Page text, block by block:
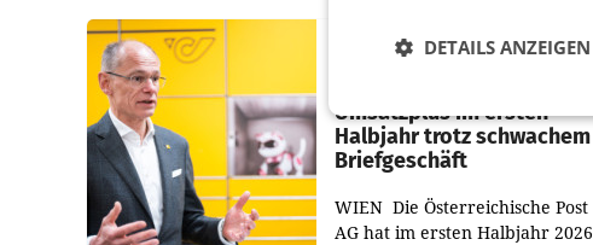
PRIMENEWS
Umsatzplus im ersten
Halbjahr trotz schwachem
Briefgeschäft
WIEN Die Österreichische Post
AG hat im ersten Halbjahr 2026
DETAILS ANZEIGEN